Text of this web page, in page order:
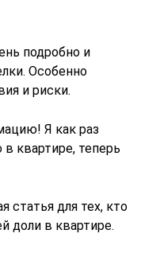
подробно и
Особенно
и риски.
Я как раз
квартире, теперь
статья для тех, кто
доли в квартире.